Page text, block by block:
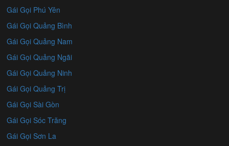
Gái Gọi Phú Yên
Gái Gọi Quảng Bình
Gái Gọi Quảng Nam
Gái Gọi Quảng Ngãi
Gái Gọi Quảng Ninh
Gái Gọi Quảng Trị
Gái Gọi Sài Gòn
Gái Gọi Sóc Trăng
Gái Gọi Sơn La